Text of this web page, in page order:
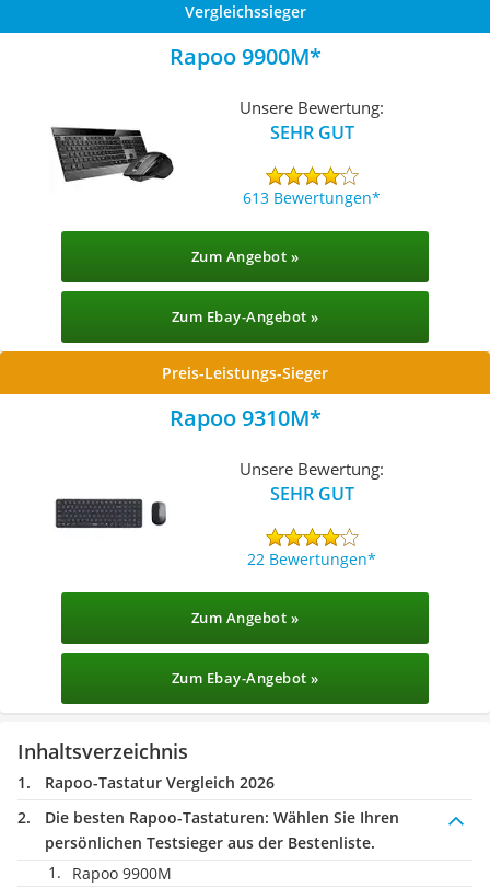
Vergleichssieger
Rapoo 9900M
Unsere Bewertung:
SEHR GUT
613 Bewertungen
Zum Angebot »
Zum Ebay-Angebot »
Preis-Leistungs-Sieger
Rapoo 9310M
Unsere Bewertung:
SEHR GUT
22 Bewertungen
Zum Angebot »
Zum Ebay-Angebot »
Inhaltsverzeichnis
Rapoo-Tastatur Vergleich 2026
Die besten Rapoo-Tastaturen: Wählen Sie Ihren
persönlichen Testsieger aus der Bestenliste.
Rapoo 9900M